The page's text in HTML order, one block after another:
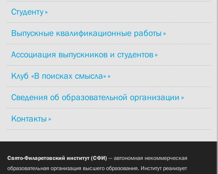
Студенту
Выпускные квалификационные работы
Ассоциация выпускников и студентов
Клуб «В поисках смысла»
Сведения об образовательной организации
Контакты
Свято-Филаретовский институт (СФИ) — автономная некоммерческая
образовательная организация высшего образования. Институт реализует